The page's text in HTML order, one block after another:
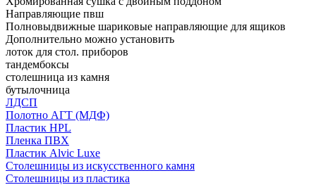
Направляющие пвш
Полновыдвижные шариковые направляющие для ящиков
Дополнительно можно установить
лоток для стол. приборов
тандембоксы
столешница из камня
бутылочница
ЛДСП
Полотно АГТ (МДФ)
Пластик HPL
Пленка ПВХ
Пластик Alvic Luxe
Столешницы из искусственного камня
Столешницы из пластика